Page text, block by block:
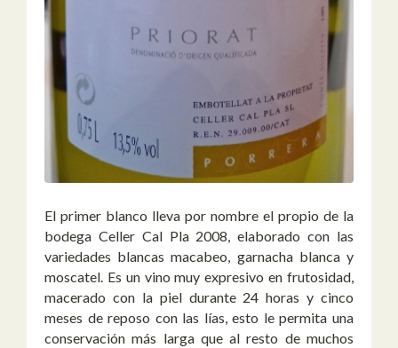
El primer blanco lleva por nombre el propio de la
bodega Celler Cal Pla 2008, elaborado con las
variedades blancas macabeo, garnacha blanca y
moscatel. Es un vino muy expresivo en frutosidad,
macerado con la piel durante 24 horas y cinco
meses de reposo con las lías, esto le permita una
conservación más larga que al resto de muchos